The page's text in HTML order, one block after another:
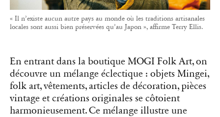
« Il n’existe aucun autre pays au monde où les traditions artisanales
locales sont aussi bien préservées qu’au Japon », affirme Terry Ellis.
En entrant dans la boutique MOGI Folk Art, on
découvre un mélange éclectique : objets Mingei,
folk art, vêtements, articles de décoration, pièces
vintage et créations originales se côtoient
harmonieusement. Ce mélange illustre une